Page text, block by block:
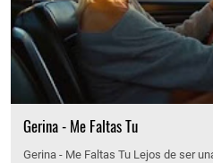
Gerina - Me Faltas Tu
Gerina - Me Faltas Tu Lejos de ser